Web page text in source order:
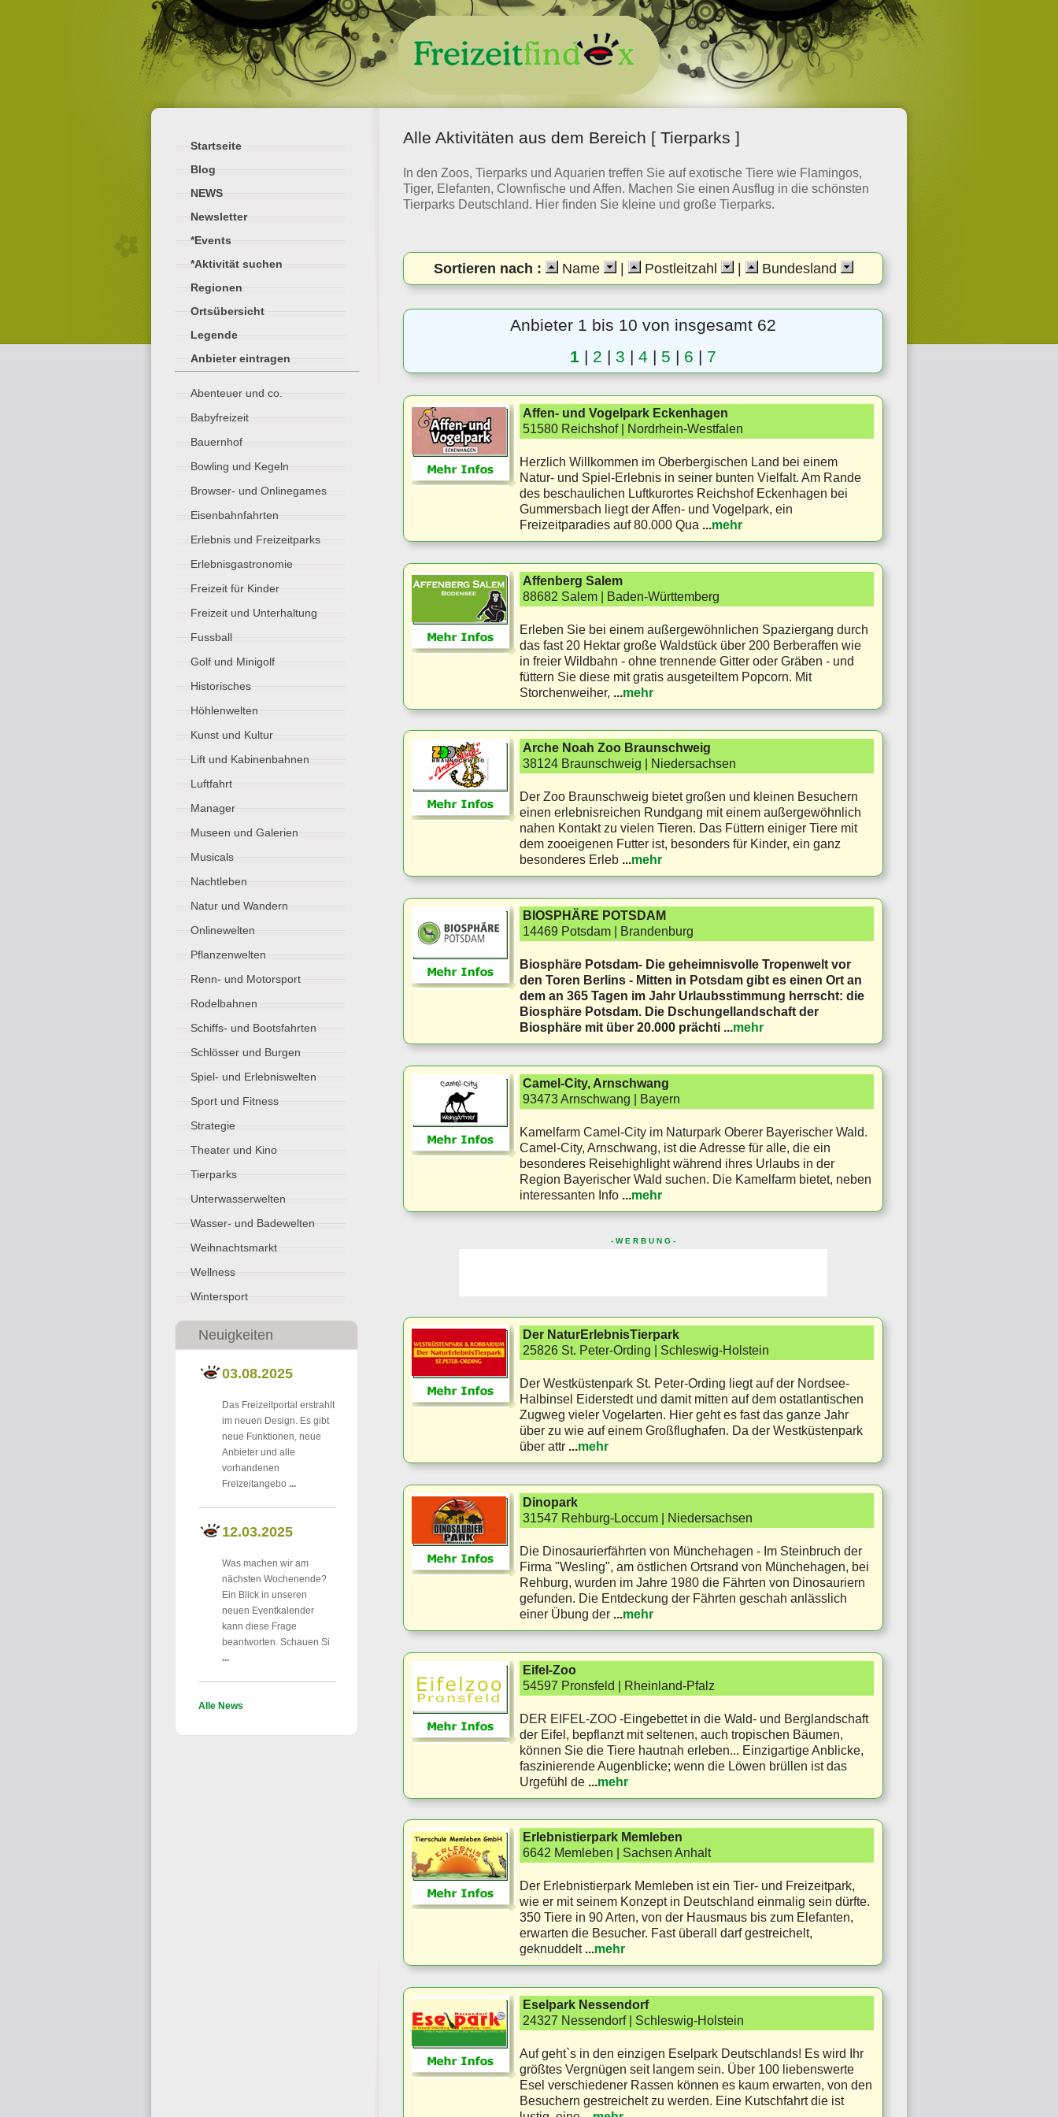
Startseite
Blog
NEWS
Newsletter
*Events
*Aktivität suchen
Regionen
Ortsübersicht
Legende
Anbieter eintragen
Abenteuer und co.
Babyfreizeit
Bauernhof
Bowling und Kegeln
Browser- und Onlinegames
Eisenbahnfahrten
Erlebnis und Freizeitparks
Erlebnisgastronomie
Freizeit für Kinder
Freizeit und Unterhaltung
Fussball
Golf und Minigolf
Historisches
Höhlenwelten
Kunst und Kultur
Lift und Kabinenbahnen
Luftfahrt
Manager
Museen und Galerien
Musicals
Nachtleben
Natur und Wandern
Onlinewelten
Pflanzenwelten
Renn- und Motorsport
Rodelbahnen
Schiffs- und Bootsfahrten
Schlösser und Burgen
Spiel- und Erlebniswelten
Sport und Fitness
Strategie
Theater und Kino
Tierparks
Unterwasserwelten
Wasser- und Badewelten
Weihnachtsmarkt
Wellness
Wintersport
Neuigkeiten
03.08.2025
Das Freizeitportal erstrahlt
im neuen Design. Es gibt
neue Funktionen, neue
Anbieter und alle
vorhandenen
Freizeitangebo ...
12.03.2025
Was machen wir am
nächsten Wochenende?
Ein Blick in unseren
neuen Eventkalender
kann diese Frage
beantworten. Schauen Si
...
Alle News
Alle Aktivitäten aus dem Bereich [ Tierparks ]
In den Zoos, Tierparks und Aquarien treffen Sie auf exotische Tiere wie Flamingos,
Tiger, Elefanten, Clownfische und Affen. Machen Sie einen Ausflug in die schönsten
Tierparks Deutschland. Hier finden Sie kleine und große Tierparks.
Sortieren nach : Name Postleitzahl Bundesland
Anbieter 1 bis 10 von insgesamt 62
1 | 2 | 3 | 4 | 5 | 6 | 7
Affen- und Vogelpark Eckenhagen
51580 Reichshof | Nordrhein-Westfalen
Herzlich Willkommen im Oberbergischen Land bei einem
Natur- und Spiel-Erlebnis in seiner bunten Vielfalt. Am Rande
des beschaulichen Luftkurortes Reichshof Eckenhagen bei
Gummersbach liegt der Affen- und Vogelpark, ein
Freizeitparadies auf 80.000 Qua ...mehr
Affenberg Salem
88682 Salem | Baden-Württemberg
Erleben Sie bei einem außergewöhnlichen Spaziergang durch
das fast 20 Hektar große Waldstück über 200 Berberaffen wie
in freier Wildbahn - ohne trennende Gitter oder Gräben - und
füttern Sie diese mit gratis ausgeteiltem Popcorn. Mit
Storchenweiher, ...mehr
Arche Noah Zoo Braunschweig
38124 Braunschweig | Niedersachsen
Der Zoo Braunschweig bietet großen und kleinen Besuchern
einen erlebnisreichen Rundgang mit einem außergewöhnlich
nahen Kontakt zu vielen Tieren. Das Füttern einiger Tiere mit
dem zooeigenen Futter ist, besonders für Kinder, ein ganz
besonderes Erleb ...mehr
BIOSPHÄRE POTSDAM
14469 Potsdam | Brandenburg
Biosphäre Potsdam- Die geheimnisvolle Tropenwelt vor
den Toren Berlins - Mitten in Potsdam gibt es einen Ort an
dem an 365 Tagen im Jahr Urlaubsstimmung herrscht: die
Biosphäre Potsdam. Die Dschungellandschaft der
Biosphäre mit über 20.000 prächti ...mehr
Camel-City, Arnschwang
93473 Arnschwang | Bayern
Kamelfarm Camel-City im Naturpark Oberer Bayerischer Wald.
Camel-City, Arnschwang, ist die Adresse für alle, die ein
besonderes Reisehighlight während ihres Urlaubs in der
Region Bayerischer Wald suchen. Die Kamelfarm bietet, neben
interessanten Info ...mehr
- W E R B U N G -
Der NaturErlebnisTierpark
25826 St. Peter-Ording | Schleswig-Holstein
Der Westküstenpark St. Peter-Ording liegt auf der Nordsee-
Halbinsel Eiderstedt und damit mitten auf dem ostatlantischen
Zugweg vieler Vogelarten. Hier geht es fast das ganze Jahr
über zu wie auf einem Großflughafen. Da der Westküstenpark
über attr ...mehr
Dinopark
31547 Rehburg-Loccum | Niedersachsen
Die Dinosaurierfährten von Münchehagen - Im Steinbruch der
Firma "Wesling", am östlichen Ortsrand von Münchehagen, bei
Rehburg, wurden im Jahre 1980 die Fährten von Dinosauriern
gefunden. Die Entdeckung der Fährten geschah anlässlich
einer Übung der ...mehr
Eifel-Zoo
54597 Pronsfeld | Rheinland-Pfalz
DER EIFEL-ZOO -Eingebettet in die Wald- und Berglandschaft
der Eifel, bepflanzt mit seltenen, auch tropischen Bäumen,
können Sie die Tiere hautnah erleben... Einzigartige Anblicke,
faszinierende Augenblicke; wenn die Löwen brüllen ist das
Urgefühl de ...mehr
Erlebnistierpark Memleben
6642 Memleben | Sachsen Anhalt
Der Erlebnistierpark Memleben ist ein Tier- und Freizeitpark,
wie er mit seinem Konzept in Deutschland einmalig sein dürfte.
350 Tiere in 90 Arten, von der Hausmaus bis zum Elefanten,
erwarten die Besucher. Fast überall darf gestreichelt,
geknuddelt...mehr
Eselpark Nessendorf
24327 Nessendorf | Schleswig-Holstein
Auf geht`s in den einzigen Eselpark Deutschlands! Es wird Ihr
größtes Vergnügen seit langem sein. Über 100 liebenswerte
Esel verschiedener Rassen können es kaum erwarten, von den
Besuchern gestreichelt zu werden. Eine Kutschfahrt die ist